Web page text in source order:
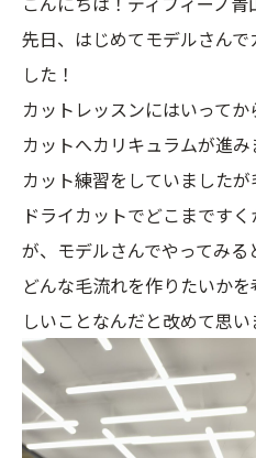
先日、はじめてモデルさん
した！
カットレッスンにはいって
カットへカリキュラムが進
カット練習をしていました
ドライカットでどこまです
が、モデルさんでやってみ
どんな毛流れを作りたいか
しいことなんだと改めて思い